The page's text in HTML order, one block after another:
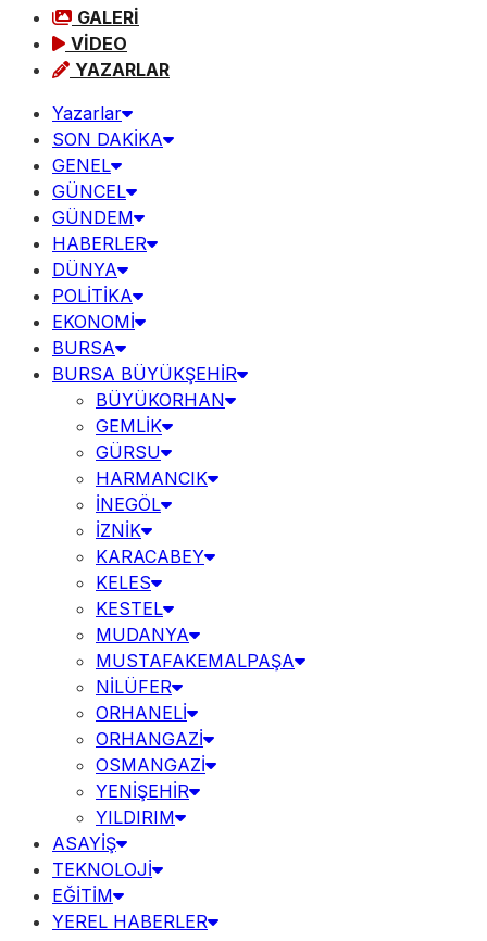
GALERİ
VİDEO
YAZARLAR
Yazarlar
SON DAKİKA
GENEL
GÜNCEL
GÜNDEM
HABERLER
DÜNYA
POLİTİKA
EKONOMİ
BURSA
BURSA BÜYÜKŞEHİR
BÜYÜKORHAN
GEMLİK
GÜRSU
HARMANCIK
İNEGÖL
İZNİK
KARACABEY
KELES
KESTEL
MUDANYA
MUSTAFAKEMALPAŞA
NİLÜFER
ORHANELİ
ORHANGAZİ
OSMANGAZİ
YENİŞEHİR
YILDIRIM
ASAYİŞ
TEKNOLOJİ
EĞİTİM
YEREL HABERLER